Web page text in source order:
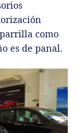
como
es de panal.